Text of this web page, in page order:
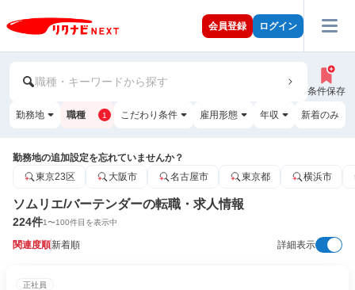
会員登録 ログイン
職種・キーワードから探す
条件保存
勤務地 職種 1 こだわり条件 雇用形態 年収 新着のみ
勤務地の追加設定を忘れていませんか？
東京23区
大阪市 名古屋市 東京都 横浜市
ソムリエ/バーテンダーの転職・求人情報
224件1〜100件目を表示中
関連度順新着順 詳細表示
正社員